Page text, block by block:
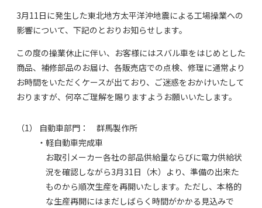
3月11日に発生した東北地方太平洋沖地震による工場操業への
影響について、下記のとおりお知らせします。
この度の操業休止に伴い、お客様にはスバル車をはじめとした
商品、補修部品のお届け、各販売店での点検、修理に通常より
お時間をいただくケースが出ており、ご迷惑をおかけいたして
おりますが、何卒ご理解を賜りますようお願いいたします。
（1） 自動車部門： 群馬製作所
・軽自動車完成車
お取引メーカー各社の部品供給量ならびに電力供給状
況を確認しながら3月31日（木）より、準備の出来た
ものから順次生産を再開いたします。ただし、本格的
な生産再開にはまだしばらく時間がかかる見込みで